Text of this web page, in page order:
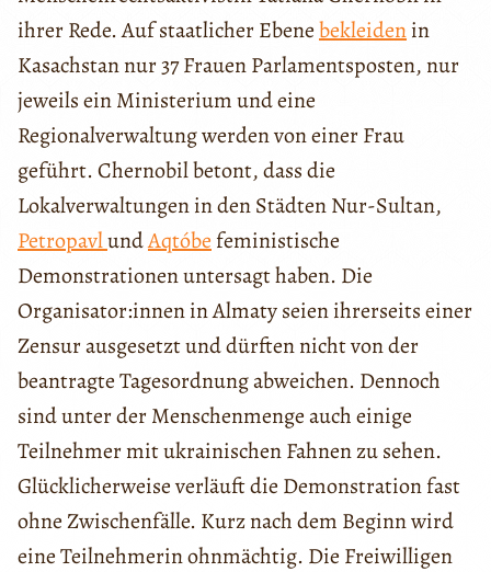
ihrer Rede. Auf staatlicher Ebenebekleidenin
Kasachstan nur 37 Frauen Parlamentsposten, nur
jeweils ein Ministerium und eine
Regionalverwaltung werden von einer Frau
geführt. Chernobil betont, dass die
Lokalverwaltungen in den Städten Nur-Sultan,
PetropavlundAqtóbefeministische
Demonstrationen untersagt haben. Die
Organisator:innen in Almaty seien ihrerseits einer
Zensur ausgesetzt und dürften nicht von der
beantragte Tagesordnung abweichen. Dennoch
sind unter der Menschenmenge auch einige
Teilnehmer mit ukrainischen Fahnen zu sehen.
Glücklicherweise verläuft die Demonstration fast
ohne Zwischenfälle. Kurz nach dem Beginn wird
eine Teilnehmerin ohnmächtig. Die Freiwilligen